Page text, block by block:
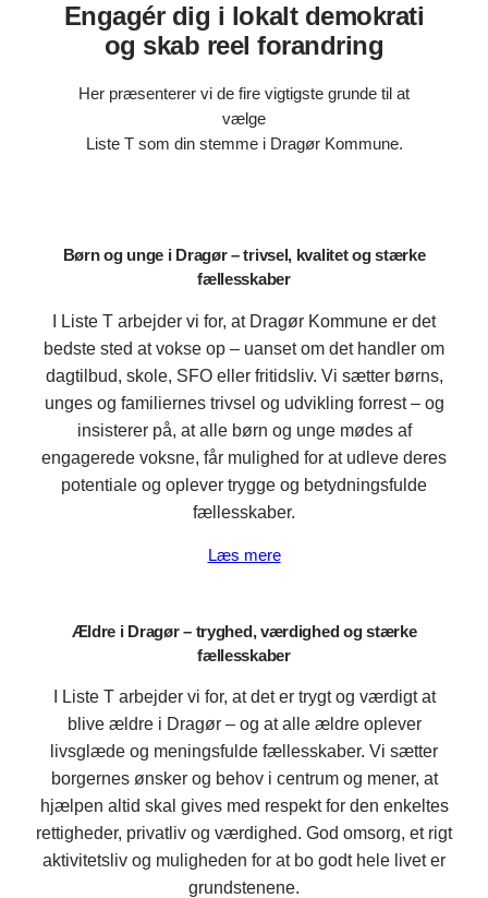
Engagér dig i lokalt demokrati
og skab reel forandring
Her præsenterer vi de fire vigtigste grunde til at
vælge
Liste T som din stemme i Dragør Kommune.
Børn og unge i Dragør – trivsel, kvalitet og stærke
fællesskaber
I Liste T arbejder vi for, at Dragør Kommune er det
bedste sted at vokse op – uanset om det handler om
dagtilbud, skole, SFO eller fritidsliv. Vi sætter børns,
unges og familiernes trivsel og udvikling forrest – og
insisterer på, at alle børn og unge mødes af
engagerede voksne, får mulighed for at udleve deres
potentiale og oplever trygge og betydningsfulde
fællesskaber.
Læs mere
Ældre i Dragør – tryghed, værdighed og stærke
fællesskaber
I Liste T arbejder vi for, at det er trygt og værdigt at
blive ældre i Dragør – og at alle ældre oplever
livsglæde og meningsfulde fællesskaber. Vi sætter
borgernes ønsker og behov i centrum og mener, at
hjælpen altid skal gives med respekt for den enkeltes
rettigheder, privatliv og værdighed. God omsorg, et rigt
aktivitetsliv og muligheden for at bo godt hele livet er
grundstenene.